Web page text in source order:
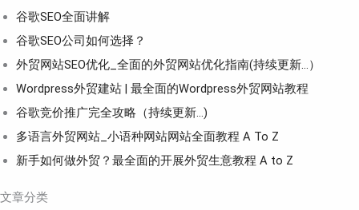
谷歌SEO全面讲解
谷歌SEO公司如何选择？
外贸网站SEO优化_全面的外贸网站优化指南(持续更新...）
Wordpress外贸建站 | 最全面的Wordpress外贸网站教程
谷歌竞价推广完全攻略（持续更新…)
多语言外贸网站_小语种网站网站全面教程 A To Z
新手如何做外贸？最全面的开展外贸生意教程 A to Z
文章分类